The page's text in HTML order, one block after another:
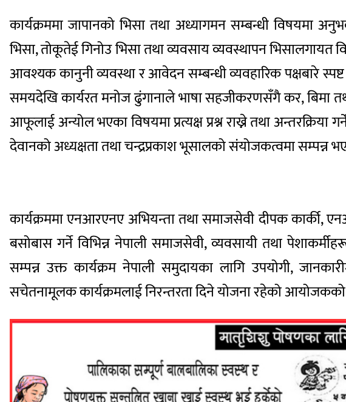
कार्यक्रममा जापानको भिसा तथा अध्यागमन सम्बन्धी विषयमा
भिसा, तोकूतेई गिनोउ भिसा तथा व्यवसाय व्यवस्थापन भिसालगायत
आवश्यक कानुनी व्यवस्था र आवेदन सम्बन्धी व्यवहारिक पक्षबारे
समयदेखि कार्यरत मनोज ढुंगानाले भाषा सहजीकरणसँगै कर, बिमा
आफूलाई अन्योल भएका विषयमा प्रत्यक्ष प्रश्न राख्ने तथा
देवानको अध्यक्षता तथा चन्द्रप्रकाश भूसालको संयोजकत्वमा सम्पन्न
कार्यक्रममा एनआरएनए अभियन्ता तथा समाजसेवी दीपक कार्की,
बसोबास गर्ने विभिन्न नेपाली समाजसेवी, व्यवसायी तथा
सम्पन्न उक्त कार्यक्रम नेपाली समुदायका लागि उपयोगी,
सचेतनामूलक कार्यक्रमलाई निरन्तरता दिने योजना रहेको